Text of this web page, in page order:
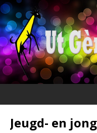
Jeugd- en